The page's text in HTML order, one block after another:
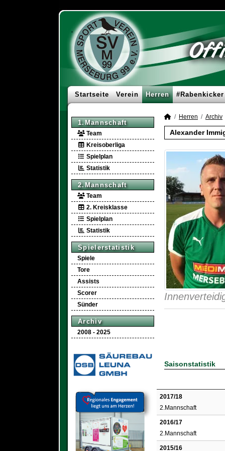
Startseite Verein Herren #Rabenkicker
1.Mannschaft
Team
Kreisoberliga
Spielplan
Statistik
2.Mannschaft
Team
2. Kreisklasse
Spielplan
Statistik
Spielerstatistik
Spiele
Tore
Assists
Scorer
Sünder
Archiv
2008 - 2025
Herren Archiv
Alexander
Saisonstatistik
2017/18
2.Mannschaft
2016/17
2.Mannschaft
2015/16